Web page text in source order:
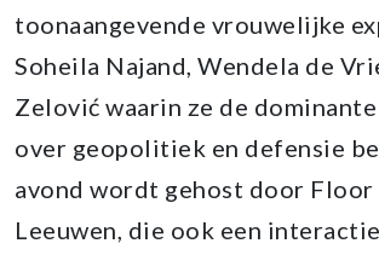
toonaangevende vrouwelijke
Soheila Najand, Wendela de
Zelović waarin ze de
over geopolitiek en defensie
avond wordt gehost door Floor
Leeuwen, die ook een